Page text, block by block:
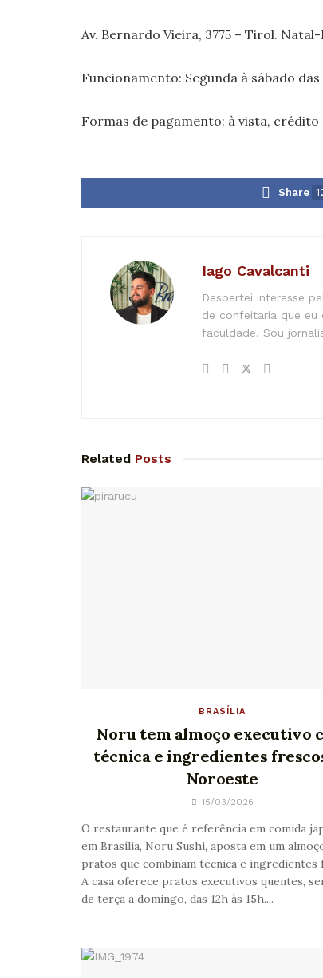
Av. Bernardo Vieira, 3775 – Tirol.
Funcionamento: Segunda à sábado
Formas de pagamento: à vista, crédito
Share
Iago Cavalcanti
Despertei interesse
de confeitaria que eu
faculdade. Sou
Related Posts
BRASÍLIA
Noru tem almoço executivo
técnica e ingredientes
Noroeste
15/03/2026
O restaurante que é referência em comida
em Brasília, Noru Sushi, aposta em um
pratos que combinam técnica e ingredientes
A casa oferece pratos executivos quentes,
de terça a domingo, das 12h às 15h....